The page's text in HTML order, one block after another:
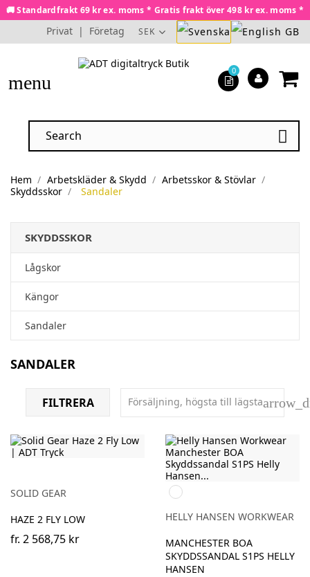
🚚 Standardfrakt 69 kr ex. moms * Gratis frakt över 498 kr ex. moms *
Privat | Företag SEK
menu

0
Hem Arbetskläder & Skydd
Arbetsskor & Stövlar
Skyddsskor
Sandaler
SKYDDSSKOR
Lågskor
Kängor
Sandaler
SANDALER
FILTRERA Försäljning, högsta till lägsta
SOLID GEAR
HAZE 2 FLY LOW
fr. 2 568,75 kr
930
BLACK/GREY
HELLY HANSEN WORKWEAR
MANCHESTER BOA
SKYDDSSANDAL S1PS HELLY
HANSEN